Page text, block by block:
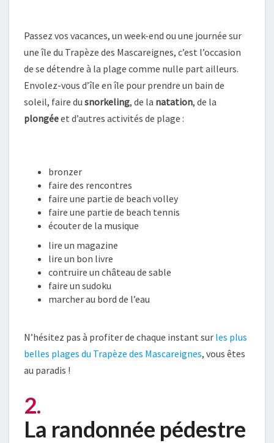
Passez vos vacances, un week-end ou une journée sur
une île du Trapèze des Mascareignes, c’est l’occasion
de se détendre à la plage comme nulle part ailleurs.
Envolez-vous d’île en île pour prendre un bain de
soleil, faire du snorkeling, de la natation, de la
plongéeet d’autres activités de plage :
bronzer
faire des rencontres
faire une partie de beach volley
faire une partie de beach tennis
écouter de la musique
lire un magazine
lire un bon livre
contruire un château de sable
faire un sudoku
marcher au bord de l’eau
N’hésitez pas à profiter de chaque instant sur les plus
belles plages du Trapèze des Mascareignes, vous êtes
au paradis !
2.
La randonnée pédestre